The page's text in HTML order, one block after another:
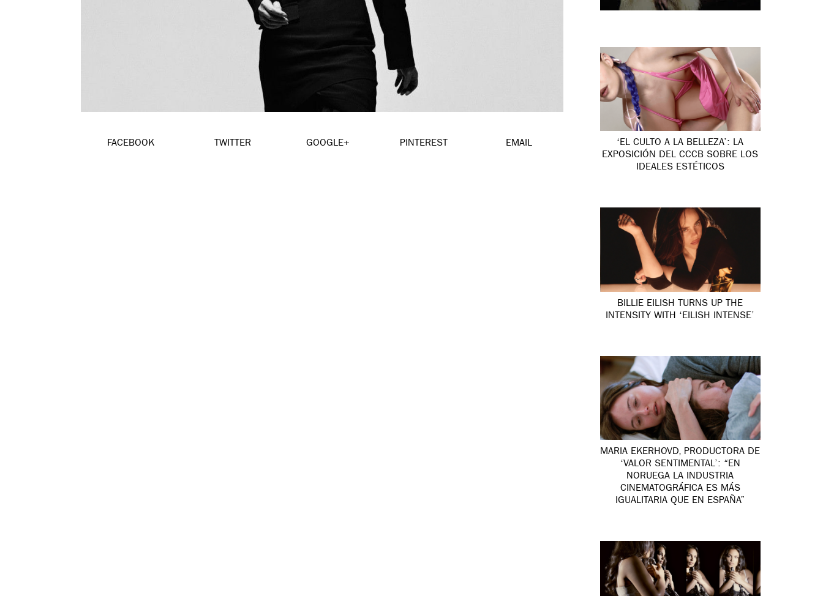
FACEBOOK TWITTER GOOGLE+ PINTEREST EMAIL
‘EL CULTO A LA BELLEZA’: LA
EXPOSICIÓN DEL CCCB SOBRE LOS
IDEALES ESTÉTICOS
BILLIE EILISH TURNS UP THE
INTENSITY WITH ‘EILISH INTENSE’
MARIA EKERHOVD, PRODUCTORA DE
‘VALOR SENTIMENTAL’: “EN
NORUEGA LA INDUSTRIA
CINEMATOGRÁFICA ES MÁS
IGUALITARIA QUE EN ESPAÑA”